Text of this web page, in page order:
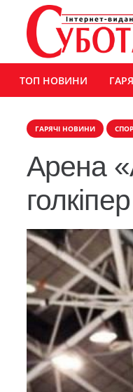
ТОП НОВИНИ
ГАРЯЧІ НОВИНИ
Арена